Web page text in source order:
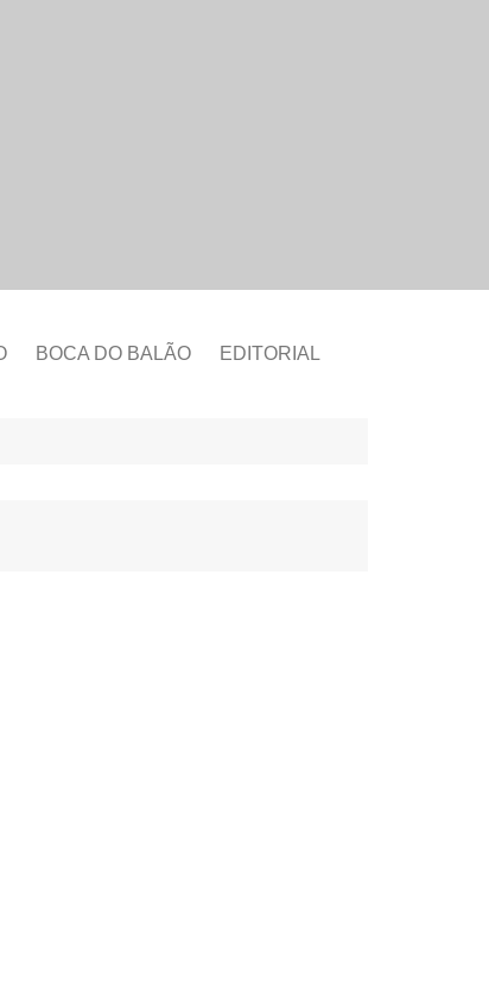
BOCA DO BALÃO EDITORIAL